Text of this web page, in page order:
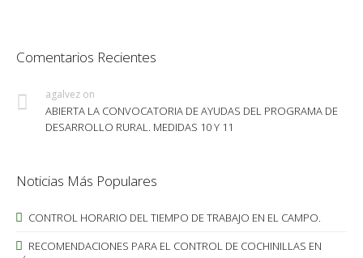
Comentarios Recientes
agalvez on
ABIERTA LA CONVOCATORIA DE AYUDAS DEL PROGRAMA DE
DESARROLLO RURAL. MEDIDAS 10 Y 11
Noticias Más Populares
CONTROL HORARIO DEL TIEMPO DE TRABAJO EN EL CAMPO.
RECOMENDACIONES PARA EL CONTROL DE COCHINILLAS EN